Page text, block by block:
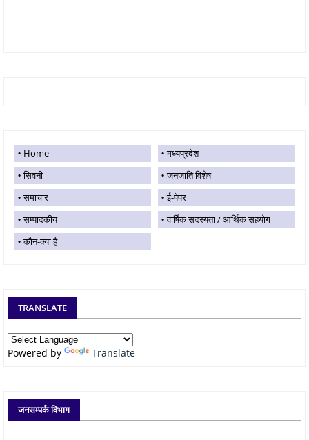
Home
मध्यप्रदेश
सिवनी
जनजाति विशेष
समाचार
ई-पेपर
सम्पादकीय
वार्षिक सदस्यता / आर्थिक सहयोग
कौन-क्या है
TRANSLATE
Powered by Translate
जनसम्पर्क विभाग